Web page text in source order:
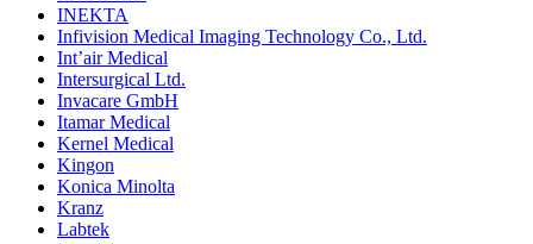
INEKTA
Infivision Medical Imaging Technology Co., Ltd.
Int’air Medical
Intersurgical Ltd.
Invacare GmbH
Itamar Medical
Kernel Medical
Kingon
Konica Minolta
Kranz
Labtek